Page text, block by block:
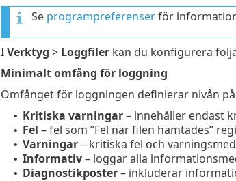
Se programpreferenserför information
IVerktyg > Loggfilerkan du konfigurera
Minimalt omfång för loggning
Omfånget för loggningen definierar nivån
• Kritiska varningar– innehåller endast
• Fel – fel som ”Fel när filen hämtades”
• Varningar– kritiska fel och
• Informativ– loggar alla
• Diagnostikposter– inkluderar